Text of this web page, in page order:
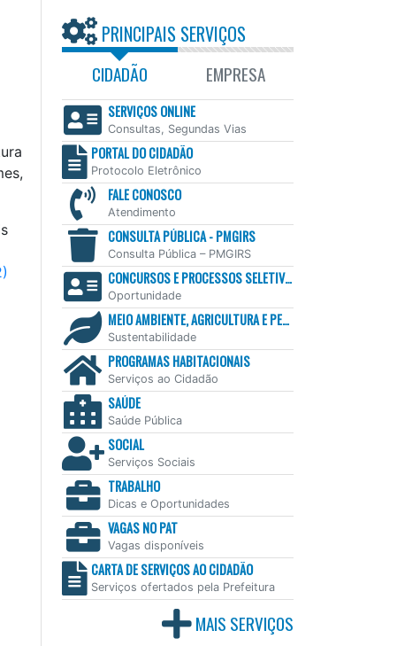
PRINCIPAIS SERVIÇOS
CIDADÃO EMPRESA
SERVIÇOS ONLINE
Consultas, Segundas Vias
PORTAL DO CIDADÃO
Protocolo Eletrônico
FALE CONOSCO
Atendimento
CONSULTA PÚBLICA - PMGIRS
Consulta Pública – PMGIRS
CONCURSOS E PROCESSOS SELETIVOS
Oportunidade
MEIO AMBIENTE, AGRICULTURA E PESCA
Sustentabilidade
PROGRAMAS HABITACIONAIS
Serviços ao Cidadão
SAÚDE
Saúde Pública
SOCIAL
Serviços Sociais
TRABALHO
Dicas e Oportunidades
VAGAS NO PAT
Vagas disponíveis
CARTA DE SERVIÇOS AO CIDADÃO
Serviços ofertados pela Prefeitura
MAIS SERVIÇOS